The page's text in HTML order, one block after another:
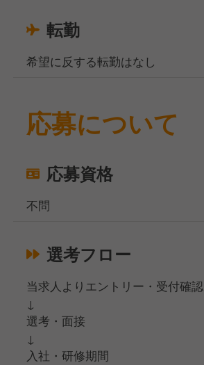
転勤
希望に反する転勤はなし
応募について
応募資格
不問
選考フロー
当求人よりエントリー・受付確認
↓
選考・面接
↓
入社・研修期間